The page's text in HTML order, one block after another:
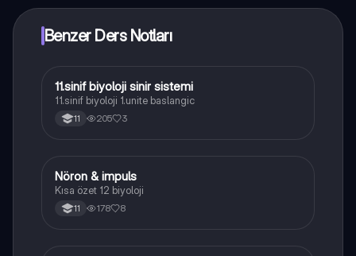
Benzer Ders Notları
Biyoloji
11.sinif biyoloji sinir sistemi
11.sinif biyoloji 1.unite baslangic
11 205 3
Biyoloji
Nöron & impuls
Kısa özet 12 biyoloji
11 178 8